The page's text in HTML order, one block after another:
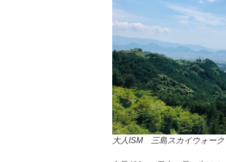
大人ISM 三島スカイウォーク